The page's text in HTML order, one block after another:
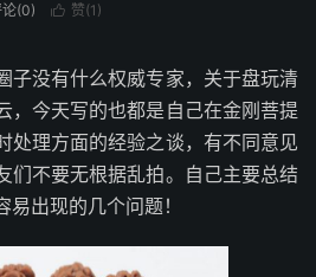
(0)  赞(1 )
子没有什么权威专家，关于盘玩清
，今天写的也都是自己在金刚菩提
处理方面的经验之谈，有不同意见
们不要无根据乱拍。自己主要总结
出现的几个问题！